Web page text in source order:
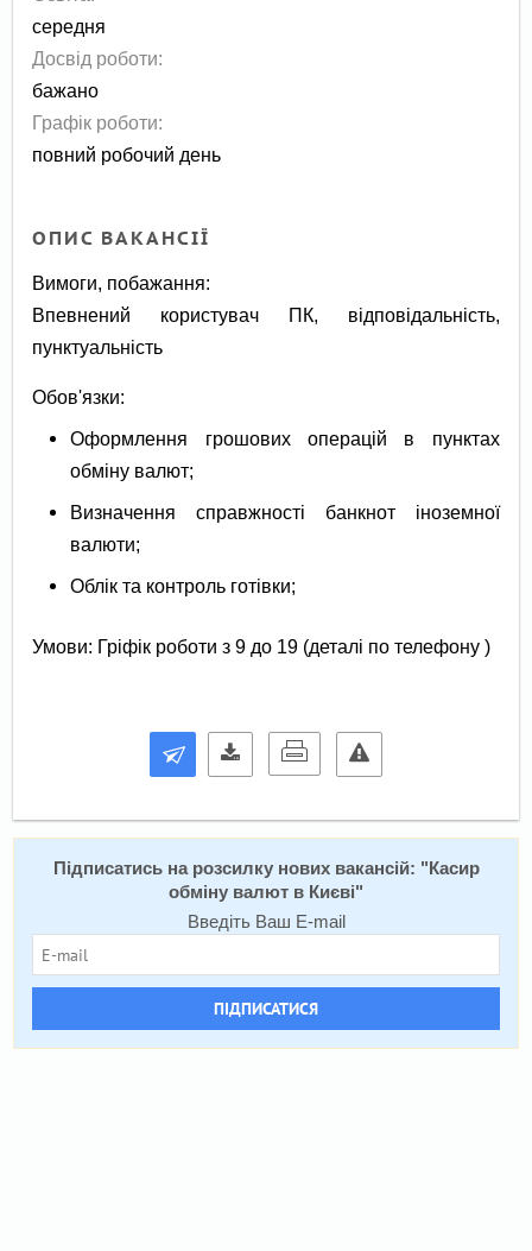
середня
Досвід роботи:
бажано
Графік роботи:
повний робочий день
ОПИС ВАКАНСІЇ
Вимоги, побажання:
Впевнений користувач ПК, відповідальність,
пунктуальність
Обов'язки:
Оформлення грошових операцій в пунктах
обміну валют;
Визначення справжності банкнот іноземної
валюти;
Облік та контроль готівки;
Умови: Гріфік роботи з 9 до 19 (деталі по телефону )
Підписатись на розсилку нових вакансій: " Касир
обміну валют в Києві"
Введіть Ваш E-mail
ПІДПИСАТИСЯ